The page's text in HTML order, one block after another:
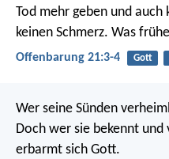
Tod mehr geben und auch
keinen Schmerz. Was
Offenbarung 21:3-4 Gott
Wer seine Sünden
Doch wer sie bekennt
erbarmt sich Gott.